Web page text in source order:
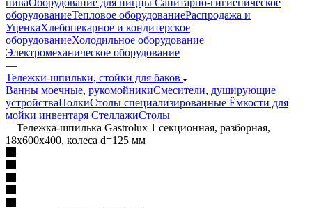
оборудованиеТепловое оборудованиеРаспродажа и
УценкаХлебопекарное и кондитерское
оборудованиеХолодильное оборудование
Электромеханическое оборудование
—
Тележки-шпильки, стойки для баков
Ванны моечные, рукомойникиСмесители, душирующие
устройстваПолкиСтолы специализированные Ёмкости для
мойки инвентаря СтеллажиСтолы
—Тележка-шпилька Gastroluх 1 секционная, разборная,
18х600х400, колеса d=125 мм